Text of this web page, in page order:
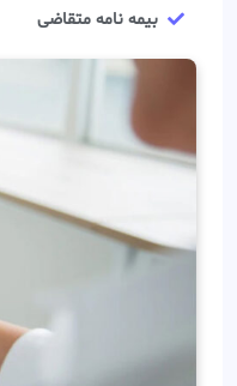
بیمه نامه متقاضی